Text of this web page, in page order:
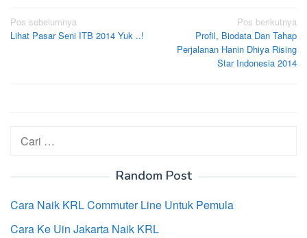
Navigasi
pos
Pos sebelumnya
Lihat Pasar Seni ITB 2014 Yuk ..!
Pos berikutnya
Profil, Biodata Dan Tahap
Perjalanan Hanin Dhiya Rising
Star Indonesia 2014
Cari
Random Post
Cara Naik KRL Commuter Line Untuk Pemula
Cara Ke Uin Jakarta Naik KRL